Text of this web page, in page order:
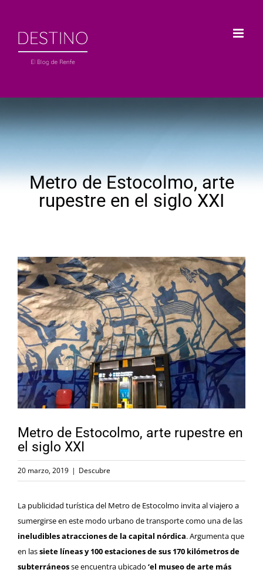
contenido
Metro de Estocolmo, arte
rupestre en el siglo XXI
Ver
imagen
más
grande
Metro de Estocolmo, arte rupestre en
el siglo XXI
20 marzo, 2019 | Descubre
La publicidad turística del Metro de Estocolmo invita al viajero a
sumergirse en este modo urbano de transporte como una de las
ineludibles atracciones de la capital nórdica. Argumenta que
en lassiete líneas y 100 estaciones de sus 170 kilómetros de
subterráneosse encuentra ubicado ‘el museo de arte más